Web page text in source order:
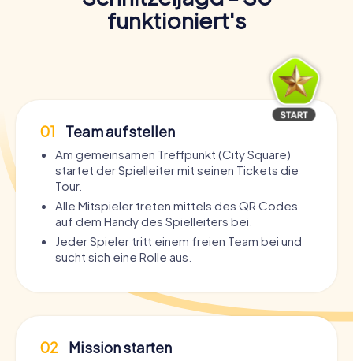
eignet euch ganz nebenbei Lokalwissen an. Bucht jetzt
eure Schnitzeljagd und erlebt Leeds auf eine ganz
funktioniert's
01 Team aufstellen
Am gemeinsamen Treffpunkt (City Square)
startet der Spielleiter mit seinen Tickets die
Tour.
Alle Mitspieler treten mittels des QR Codes
auf dem Handy des Spielleiters bei.
Jeder Spieler tritt einem freien Team bei und
sucht sich eine Rolle aus.
02 Mission starten